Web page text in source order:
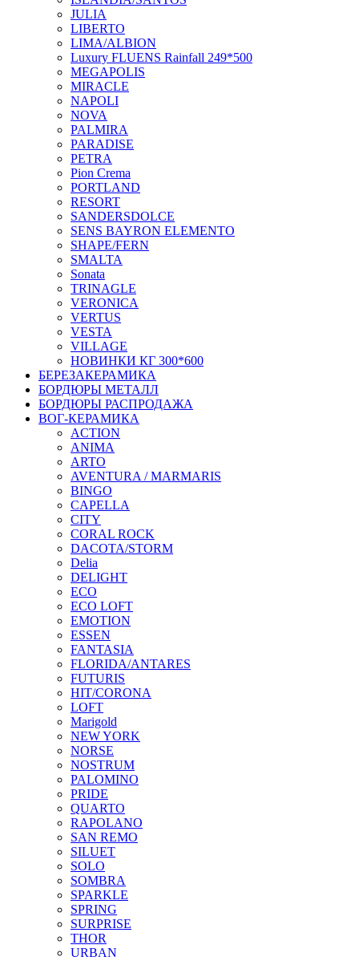
JULIA
LIBERTO
LIMA/ALBION
Luxury FLUENS Rainfall 249*500
MEGAPOLIS
MIRACLE
NAPOLI
NOVA
PALMIRA
PARADISE
PETRA
Pion Crema
PORTLAND
RESORT
SANDERSDOLCE
SENS BAYRON ELEMENTO
SHAPE/FERN
SMALTA
Sonata
TRINAGLE
VERONICA
VERTUS
VESTA
VILLAGE
НОВИНКИ КГ 300*600
БЕРЕЗАКЕРАМИКА
БОРДЮРЫ МЕТАЛЛ
БОРДЮРЫ РАСПРОДАЖА
ВОГ-КЕРАМИКА
ACTION
ANIMA
ARTO
AVENTURA / MARMARIS
BINGO
CAPELLA
CITY
CORAL ROCK
DACOTA/STORM
Delia
DELIGHT
ECO
ECO LOFT
EMOTION
ESSEN
FANTASIA
FLORIDA/ANTARES
FUTURIS
HIT/CORONA
LOFT
Marigold
NEW YORK
NORSE
NOSTRUM
PALOMINO
PRIDE
QUARTO
RAPOLANO
SAN REMO
SILUET
SOLO
SOMBRA
SPARKLE
SPRING
SURPRISE
THOR
URBAN